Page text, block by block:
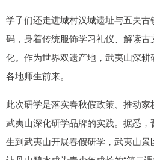
学子们还走进城村汉城遗址与五夫
码，身着传统服饰学习礼仪、解读
化。作为世界双遗产地，武夷山深耕
各地师生前来。
此次研学是落实春秋假政策、推动
武夷山深化研学品牌的实践。据悉
生到武夷山开展春假研学，武夷山景